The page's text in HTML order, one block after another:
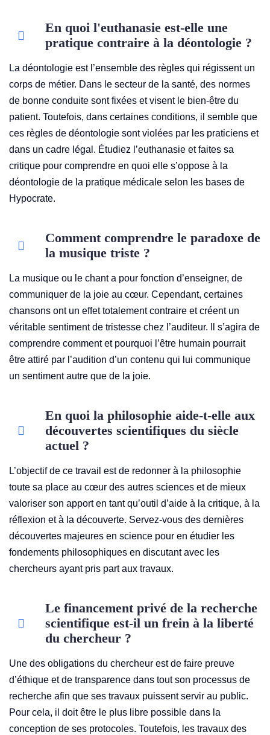
En quoi l'euthanasie est-elle une
pratique contraire à la déontologie ?
La déontologie est l’ensemble des règles qui régissent un
corps de métier. Dans le secteur de la santé, des normes
de bonne conduite sont fixées et visent le bien-être du
patient. Toutefois, dans certaines conditions, il semble que
ces règles de déontologie sont violées par les praticiens et
dans un cadre légal. Étudiez l’euthanasie et faites sa
critique pour comprendre en quoi elle s’oppose à la
déontologie de la pratique médicale selon les bases de
Hypocrate.
Comment comprendre le paradoxe de
la musique triste ?
La musique ou le chant a pour fonction d’enseigner, de
communiquer de la joie au cœur. Cependant, certaines
chansons ont un effet totalement contraire et créent un
véritable sentiment de tristesse chez l’auditeur. Il s’agira de
comprendre comment et pourquoi l’être humain pourrait
être attiré par l’audition d’un contenu qui lui communique
un sentiment autre que de la joie.
En quoi la philosophie aide-t-elle aux
découvertes scientifiques du siècle
actuel ?
L’objectif de ce travail est de redonner à la philosophie
toute sa place au cœur des autres sciences et de mieux
valoriser son apport en tant qu’outil d’aide à la critique, à la
réflexion et à la découverte. Servez-vous des dernières
découvertes majeures en science pour en étudier les
fondements philosophiques en discutant avec les
chercheurs ayant pris part aux travaux.
Le financement privé de la recherche
scientifique est-il un frein à la liberté
du chercheur ?
Une des obligations du chercheur est de faire preuve
d’éthique et de transparence dans tout son processus de
recherche afin que ses travaux puissent servir au public.
Pour cela, il doit être le plus libre possible dans la
conception de ses protocoles. Toutefois, les travaux des